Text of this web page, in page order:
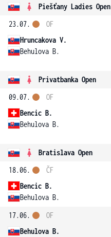
Piešťany Ladies Open
23.07.
Hruncakova V.
Behulova B.
OF
Privatbanka Open
09.07.
Bencic B.
Behulova B.
OF
Bratislava Open
18.06.
Bencic B.
Behulova B.
ČF
17.06.
Behulova B.
OF